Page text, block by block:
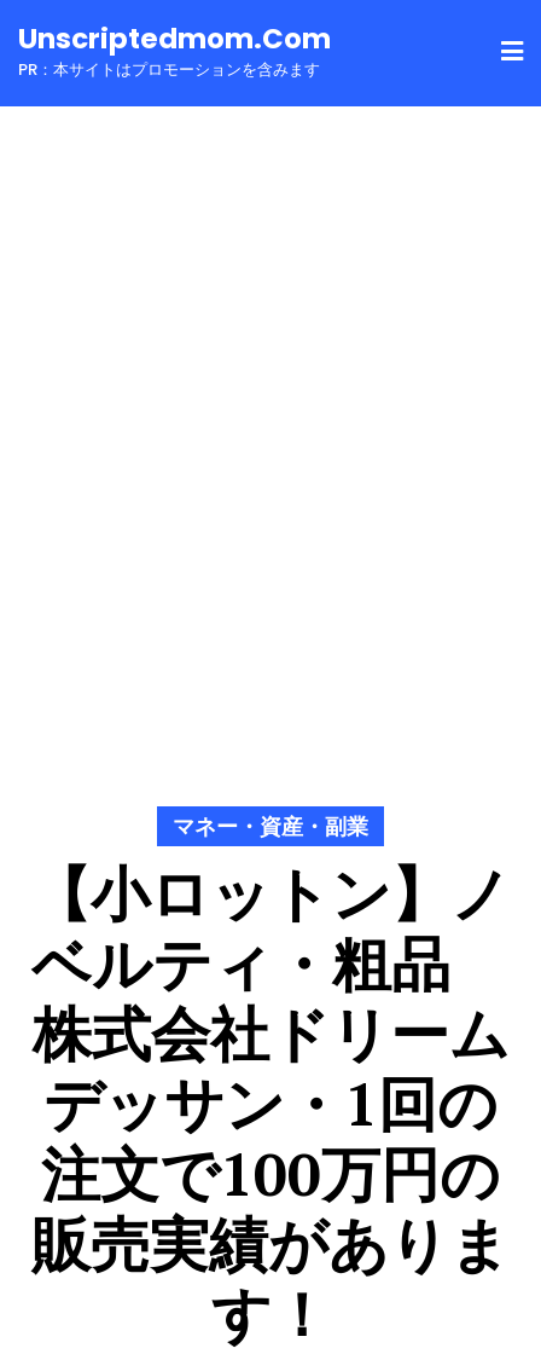
toUnscriptedmom.com
PR：本サイトはプロモーションを含みます
マネー・資産・副業
【小ロットン】ノ
ベルティ・粗品
株式会社ドリーム
デッサン・1回の
注文で100万円の
販売実績がありま
す！